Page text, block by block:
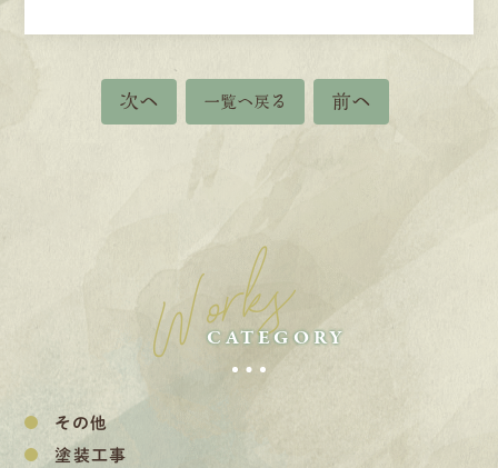
次へ 一覧へ戻る 前へ
Works
CATEGORY
その他
塗装工事